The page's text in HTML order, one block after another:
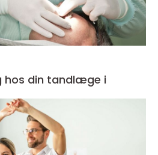
hos din tandlæge i